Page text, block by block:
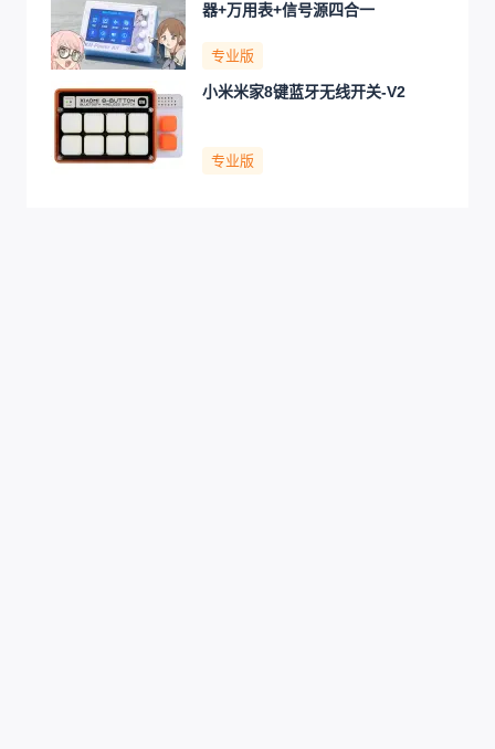
器+万用表+信号源四合一
专业版
小米米家8键蓝牙无线开关-V2
专业版